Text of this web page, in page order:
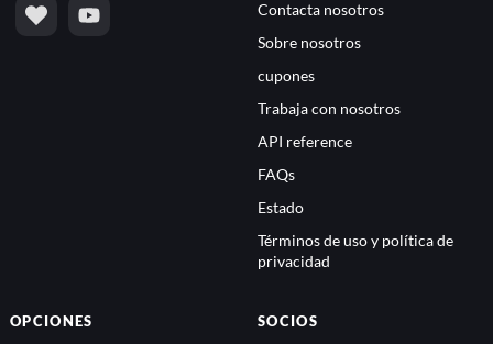
Contacta nosotros
Sobre nosotros
cupones
Trabaja con nosotros
API reference
FAQs
Estado
Términos de uso y política de
privacidad
OPCIONES SOCIOS